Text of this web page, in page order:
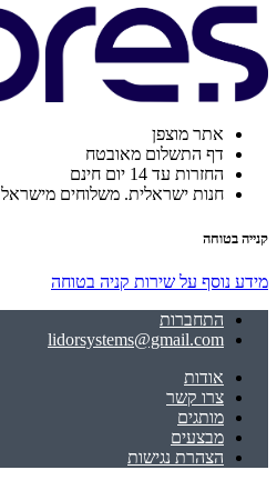
אתר מוצפן
דף התשלום מאובטח
החזרות עד 14 יום חינם
חנות ישראלית. משלוחים מישראל
קנייה בטוחה
מידע נוסף על שירות קניה בטוחה
התחברות
lidorsystems@gmail.com
אודות
צרו קשר
מותגים
מבצעים
הצהרת נגישות